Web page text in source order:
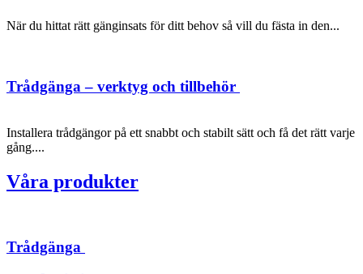
När du hittat rätt gänginsats för ditt behov så vill du fästa in den...
Trådgänga – verktyg och tillbehör
Installera trådgängor på ett snabbt och stabilt sätt och få det rätt varje
gång....
Våra produkter
Trådgänga